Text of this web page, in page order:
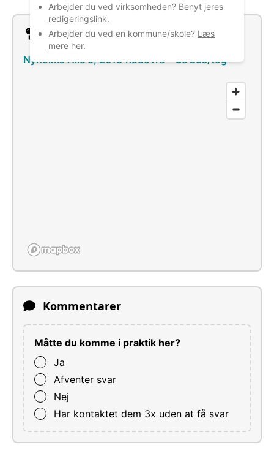
Arbejder du ved virksomheden? Benyt jeres
redigeringslink.
Arbejder du ved en kommune/skole? Læs
mere her.
Lokation
Nyholms Alle 5, 2610 Rødovre – Se bus/tog
Kommentarer
Måtte du komme i praktik her?
Ja
Afventer svar
Nej
Har kontaktet dem 3x uden at få svar